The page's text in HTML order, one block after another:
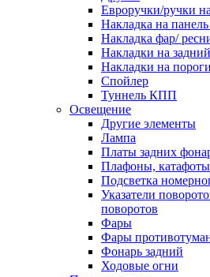
Евроручки/ручки
Накладка на
Накладка фар/
Накладки на
Накладки на пороги
Спойлер
Туннель КПП
Освещение
Другие элементы
Лампа
Платы задних
Плафоны, катафоты
Подсветка
Указатели
поворотов
Фары
Фары
Фонарь задний
Ходовые огни